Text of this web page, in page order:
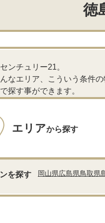
徳
ンチュリー21。
なエリア、こういう条件
探す事ができます。
エリアから探す
を探す 岡山県広島県鳥取県